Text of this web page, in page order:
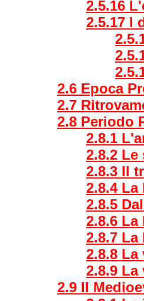
2.5.16
2.5.17 I
2.6 Epoca
2.7
2.8 Periodo
2.8.1
2.8.2
2.8.3 Il
2.8.4
2.8.5
2.8.6 La
2.8.7 La
2.8.8 La
2.8.9
2.9 Il